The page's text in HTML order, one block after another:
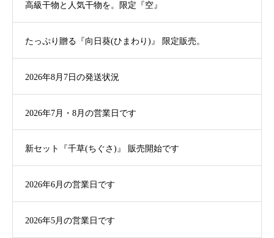
高級干物と人気干物を。限定『空』
たっぷり贈る『向日葵(ひまわり)』 限定販売。
2026年8月7日の発送状況
2026年7月・8月の営業日です
新セット『千草(ちぐさ)』 販売開始です
2026年6月の営業日です
2026年5月の営業日です